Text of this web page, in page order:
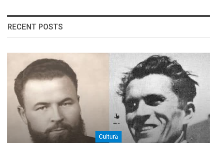
RECENT POSTS
Cultură